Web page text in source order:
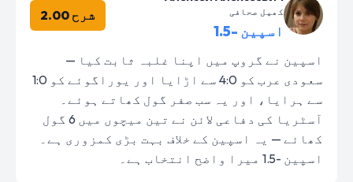
کھیل صحافی
اسپین -1.5
شرح 2.00
اسپین نے گروپ میں اپنا غلبہ ثابت کیا —
سعودی عرب کو 4:0 سے اڑایا اور یوراگوئے کو 1:0
سے ہرایا، اور یہ سب صفر گول کھاتے ہوئے۔
آسٹریا کی دفاعی لائن نے تین میچوں میں 6 گول
کھائے — یہ اسپین کے خلاف بہت بڑی کمزوری ہے۔
اسپین -1.5 میرا واضح انتخاب ہے۔